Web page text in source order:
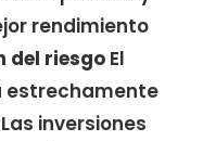
rendimiento
del riesgo El
estrechamente
inversiones